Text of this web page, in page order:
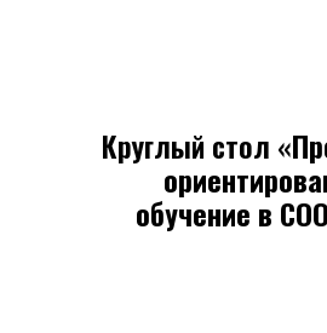
Круглый стол «
обучение в